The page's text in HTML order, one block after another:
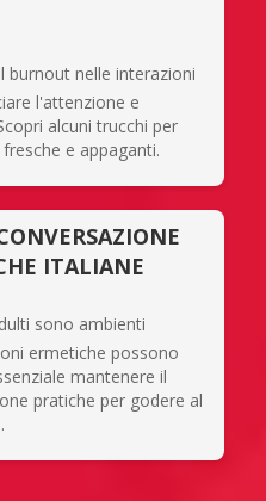
burnout nelle interazioni
l'attenzione e
alcuni trucchi per
e appaganti.
ITALIANE
sono ambienti
ermetiche possono
mantenere il
pratiche per godere al